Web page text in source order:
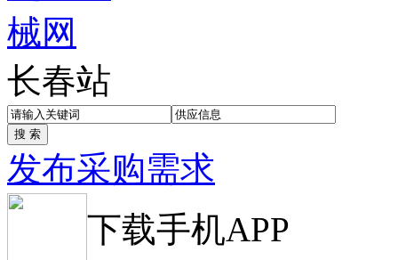
长春站
发布采购需求
下载手机APP